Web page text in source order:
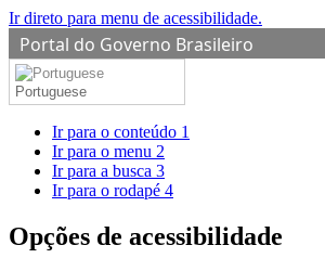
Ir direto para menu de acessibilidade.
Portal do Governo Brasileiro
Portuguese
Ir para o conteúdo 1
Ir para o menu 2
Ir para a busca 3
Ir para o rodapé 4
Opções de acessibilidade